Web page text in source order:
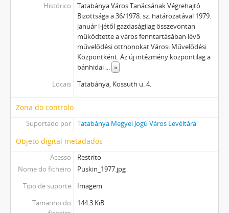
Histórico
Tatabánya Város Tanácsának Végrehajtó
Bizottsága a 36/1978. sz. határozatával 1979.
január l-jétől gazdaságilag összevontan
működtette a város fenntartásában lévő
művelődési otthonokat Városi Művelődési
Központként. Az új intézmény központilag a
bánhidai
»
Locais
Tatabánya, Kossuth u. 4.
Zona do controlo
Suportado por Tatabánya Megyei Jogú Város Levéltára
Objeto digital metadados
Acesso
Restrito
Nome do ficheiro
Puskin_1977.jpg
Tipo de suporte
Imagem
Tamanho do
144.3 KiB